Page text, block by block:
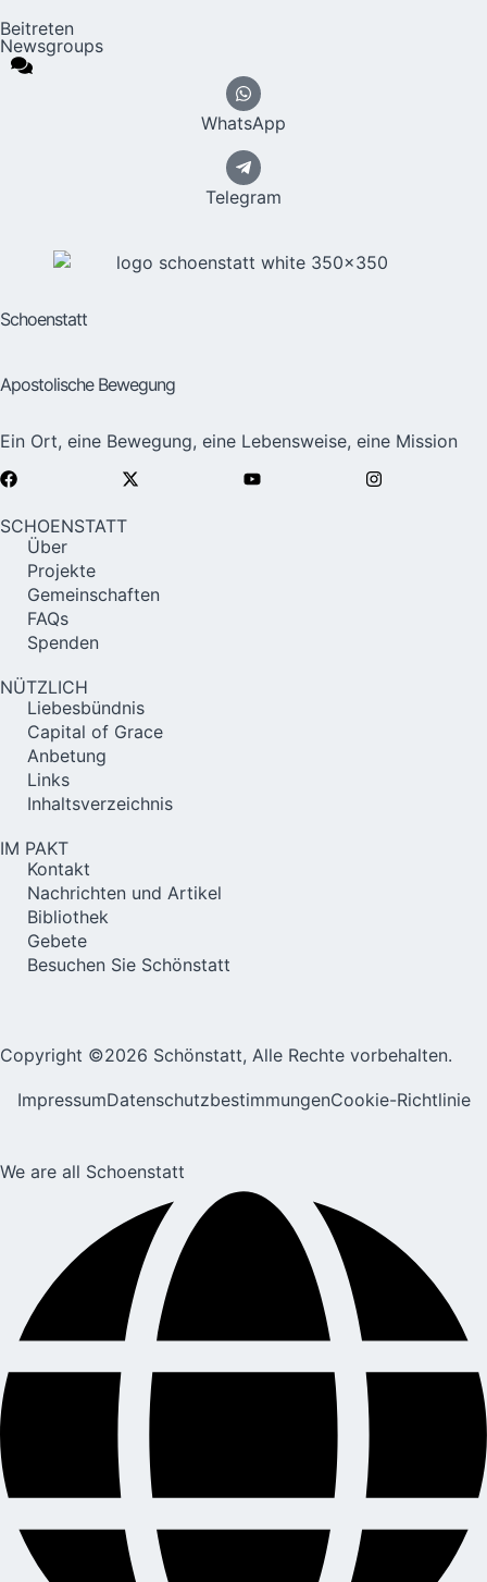
Beitreten
Newsgroups
WhatsApp
Telegram
Schoenstatt
Apostolische Bewegung
Ein Ort, eine Bewegung, eine Lebensweise, eine Mission
SCHOENSTATT
Über
Projekte
Gemeinschaften
FAQs
Spenden
NÜTZLICH
Liebesbündnis
Capital of Grace
Anbetung
Links
Inhaltsverzeichnis
IM PAKT
Kontakt
Nachrichten und Artikel
Bibliothek
Gebete
Besuchen Sie Schönstatt
Copyright ©2026 Schönstatt, Alle Rechte vorbehalten.
ImpressumDatenschutzbestimmungenCookie-Richtlinie
We are all Schoenstatt